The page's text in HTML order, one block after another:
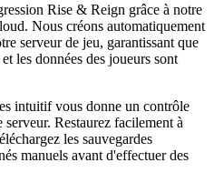
Rise & Reign grâce à notre
Nous créons automatiquement
serveur de jeu, garantissant que
les données des joueurs sont
intuitif vous donne un contrôle
Restaurez facilement à
les sauvegardes
manuels avant d'effectuer des